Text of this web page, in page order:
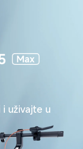
uživajte u